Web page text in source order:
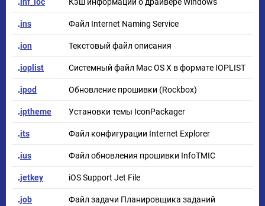
.ins Файл Internet Naming Service
.ion Текстовый файл описания
.ioplist Системный файл Mac OS X в формате IOPLIST
.ipod Обновление прошивки (Rockbox)
.iptheme Установки темы IconPackager
.its Файл конфигурации Internet Explorer
.ius Файл обновления прошивки InfoTMIC
.jetkey iOS Support Jet File
.job
Файл задачи Планировщика заданий